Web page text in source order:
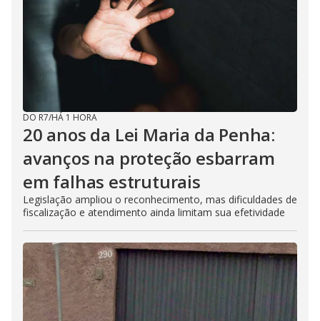
DO R7/HÁ 1 HORA
20 anos da Lei Maria da Penha:
avanços na proteção esbarram
em falhas estruturais
Legislação ampliou o reconhecimento, mas dificuldades de
fiscalização e atendimento ainda limitam sua efetividade